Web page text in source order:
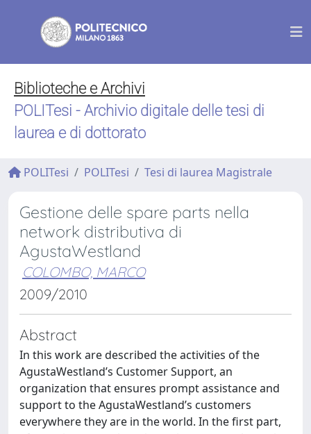
Biblioteche e Archivi
POLITesi - Archivio digitale delle tesi di
laurea e di dottorato
POLITesi POLITesi Tesi di laurea Magistrale
Gestione delle spare parts nella
network distributiva di
AgustaWestland
COLOMBO, MARCO
2009/2010
Abstract
In this work are described the activities of the
AgustaWestland’s Customer Support, an
organization that ensures prompt assistance and
support to the AgustaWestland’s customers
everywhere they are in the world. In the first part,